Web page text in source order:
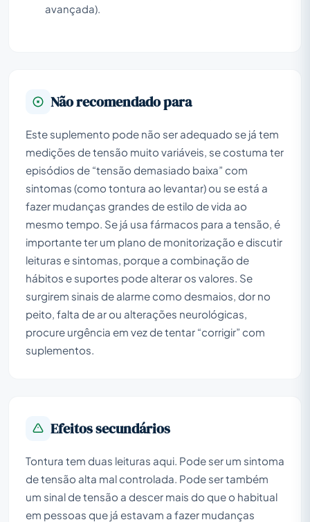
avançada).
Não recomendado para
Este suplemento pode não ser adequado se já tem
medições de tensão muito variáveis, se costuma ter
episódios de “tensão demasiado baixa” com
sintomas (como tontura ao levantar) ou se está a
fazer mudanças grandes de estilo de vida ao
mesmo tempo. Se já usa fármacos para a tensão, é
importante ter um plano de monitorização e discutir
leituras e sintomas, porque a combinação de
hábitos e suportes pode alterar os valores. Se
surgirem sinais de alarme como desmaios, dor no
peito, falta de ar ou alterações neurológicas,
procure urgência em vez de tentar “corrigir” com
suplementos.
Efeitos secundários
Tontura tem duas leituras aqui. Pode ser um sintoma
de tensão alta mal controlada. Pode ser também
um sinal de tensão a descer mais do que o habitual
em pessoas que já estavam a fazer mudanças